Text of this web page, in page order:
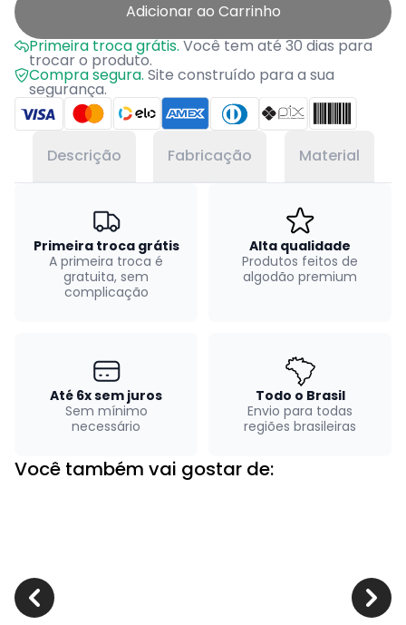
Adicionar ao Carrinho
Primeira troca grátis.Você tem até 30 dias para
trocar o produto.
Compra segura. Site construído para a sua
segurança.
Descrição Fabricação Material
Primeira troca grátis
A primeira troca é
gratuita, sem
complicação
Alta qualidade
Produtos feitos de
algodão premium
Até 6x sem juros
Sem mínimo
necessário
Todo o Brasil
Envio para todas
regiões brasileiras
Você também vai gostar de: